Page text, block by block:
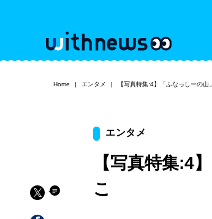
Home エンタメ 【写真特集:4】「ふなっしーの山
エンタメ
【写真特集:4
こ